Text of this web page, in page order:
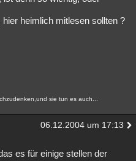
heimlich mitlesen sollten ?
sie tun es auch...
06.12.2004 um 17:13
es für einige stellen der